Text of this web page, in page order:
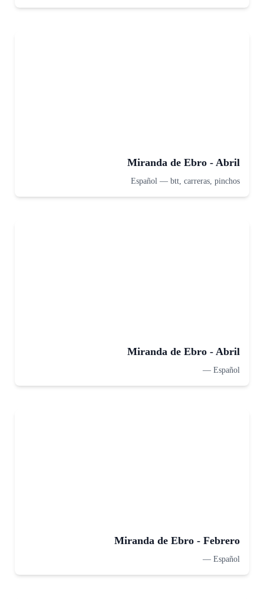
Miranda de Ebro - Abril
Español — btt, carreras, pinchos
Miranda de Ebro - Abril
Español
—
Miranda de Ebro - Febrero
Español
—